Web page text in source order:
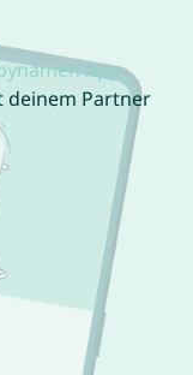
App
deinem Partner